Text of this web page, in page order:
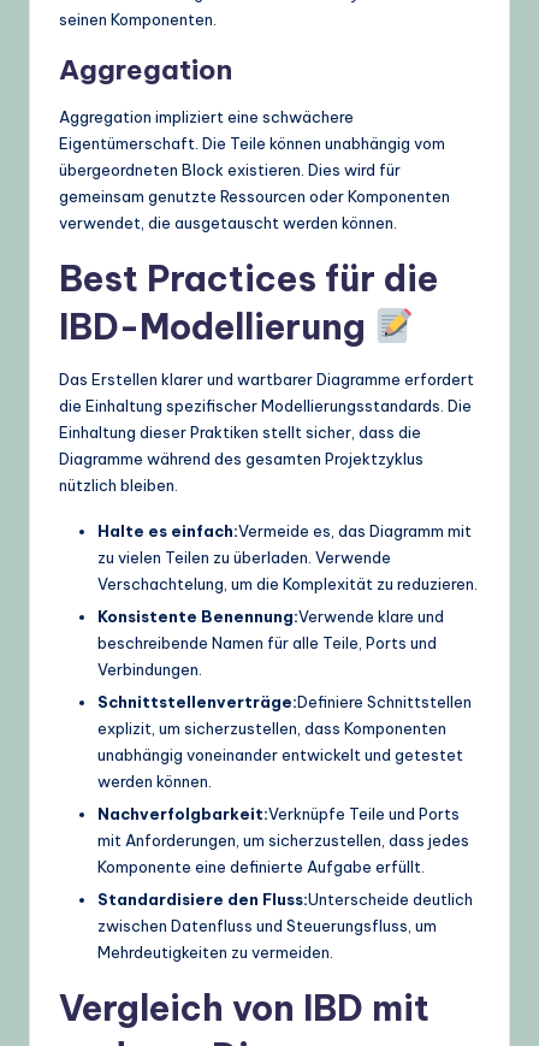
seinen Komponenten.
Aggregation
Aggregation impliziert eine schwächere
Eigentümerschaft. Die Teile können unabhängig vom
übergeordneten Block existieren. Dies wird für
gemeinsam genutzte Ressourcen oder Komponenten
verwendet, die ausgetauscht werden können.
Best Practices für die
IBD-Modellierung
Das Erstellen klarer und wartbarer Diagramme erfordert
die Einhaltung spezifischer Modellierungsstandards. Die
Einhaltung dieser Praktiken stellt sicher, dass die
Diagramme während des gesamten Projektzyklus
nützlich bleiben.
Halte es einfach:Vermeide es, das Diagramm mit
zu vielen Teilen zu überladen. Verwende
Verschachtelung, um die Komplexität zu reduzieren.
Konsistente Benennung:Verwende klare und
beschreibende Namen für alle Teile, Ports und
Verbindungen.
Schnittstellenverträge:Definiere Schnittstellen
explizit, um sicherzustellen, dass Komponenten
unabhängig voneinander entwickelt und getestet
werden können.
Nachverfolgbarkeit:Verknüpfe Teile und Ports
mit Anforderungen, um sicherzustellen, dass jedes
Komponente eine definierte Aufgabe erfüllt.
Standardisiere den Fluss:Unterscheide deutlich
zwischen Datenfluss und Steuerungsfluss, um
Mehrdeutigkeiten zu vermeiden.
Vergleich von IBD mit